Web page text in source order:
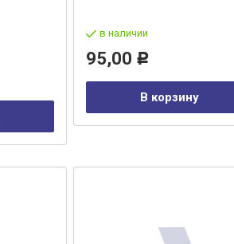
в наличии
95,00 Р
В корзину